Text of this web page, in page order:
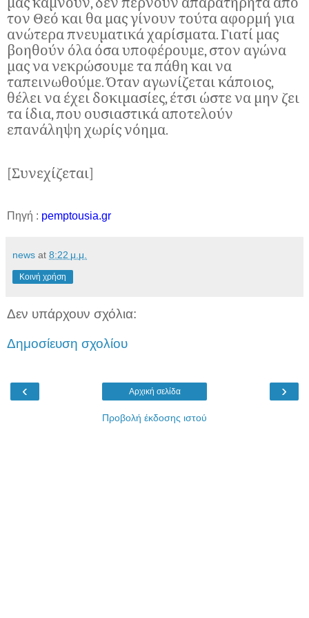
τον Θεό και θα μας γίνουν τούτα αφορμή για
ανώτερα πνευματικά χαρίσματα. Γιατί μας
βοηθούν όλα όσα υποφέρουμε, στον αγώνα
μας να νεκρώσουμε τα πάθη και να
ταπεινωθούμε. Όταν αγωνίζεται κάποιος,
θέλει να έχει δοκιμασίες, έτσι ώστε να μην ζει
τα ίδια, που ουσιαστικά αποτελούν
επανάληψη χωρίς νόημα.
[Συνεχίζεται]
Πηγή : pemptousia.gr
news at 8:22 μ.μ.
Κοινή χρήση
Δεν υπάρχουν σχόλια:
Δημοσίευση σχολίου
‹ ›
Αρχική σελίδα
Προβολή έκδοσης ιστού